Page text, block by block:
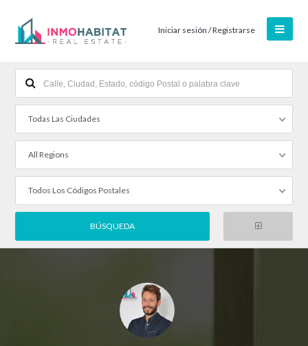
Iniciar sesión / Registrarse
Todas Las Ciudades
All Regions
Todos Los Códigos Postales